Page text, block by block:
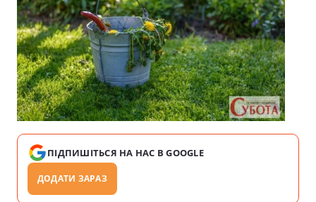
ПІДПИШІТЬСЯ НА НАС В GOOGLE
ДОДАТИ ЗАРАЗ